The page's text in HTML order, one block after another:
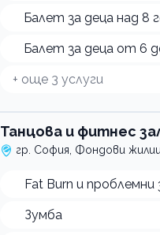
Балет за деца над 8
Балет за деца от 6
+ още 3 услуги
Танцова и фитнес
гр. София, Фондови
Fat Burn и проблемни
Зумба